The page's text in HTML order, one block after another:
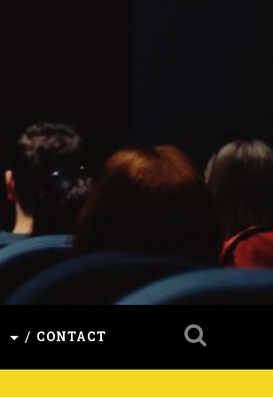
CONTACT